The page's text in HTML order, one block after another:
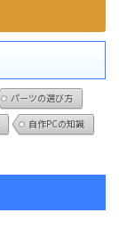
パーツの選び方
自作PCの知識